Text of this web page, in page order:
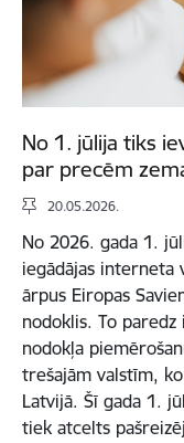
No 1. jūlija tiks
par precēm
20.05.2026.
No 2026. gada 1.
iegādājas interneta
ārpus Eiropas
nodoklis. To
nodokļa
trešajām valstīm,
Latvijā. Šī gada 1.
tiek atcelts